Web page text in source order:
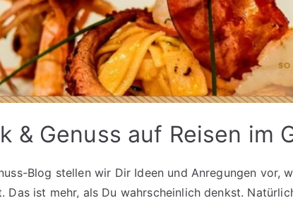
& Genuss auf Reisen im
Blog stellen wir Dir Ideen und Anregungen vor,
Das ist mehr, als Du wahrscheinlich denkst.